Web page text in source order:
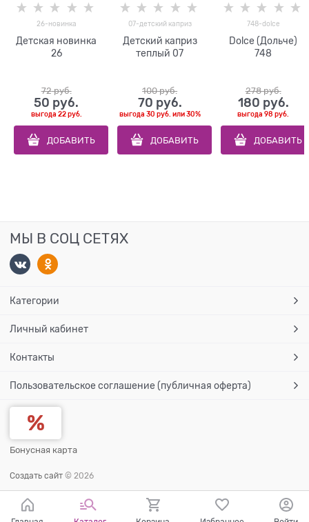
26-новинка
Детская новинка
26
72 руб.
50 руб.
выгода 22 руб.
ДОБАВИТЬ
07-детский каприз
Детский каприз
теплый 07
100 руб.
70 руб.
выгода 30 руб. или30%
ДОБАВИТЬ
748-dolce
Dolce (Дольче)
748
278 руб.
180 руб.
выгода98 руб.
ДОБАВИТЬ
МЫ В СОЦ СЕТЯХ
Категории
Личный кабинет
Контакты
Пользовательское соглашение (публичная оферта)
Бонусная карта
Создать сайт © 2026